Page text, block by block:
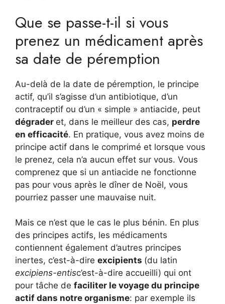
Que se passe-t-il si vous
prenez un médicament après
sa date de péremption
Au-delà de la date de péremption, le principe
actif, qu’il s’agisse d’un antibiotique, d’un
contraceptif ou d’un « simple » antiacide, peut
dégrader et, dans le meilleur des cas, perdre
en efficacité. En pratique, vous avez moins de
principe actif dans le comprimé et lorsque vous
le prenez, cela n’a aucun effet sur vous. Vous
comprenez que si un antiacide ne fonctionne
pas pour vous après le dîner de Noël, vous
pourriez passer une mauvaise nuit.
Mais ce n’est que le cas le plus bénin. En plus
des principes actifs, les médicaments
contiennent également d’autres principes
inertes, c’est-à-dire excipients (du latin
excipiens-entisc’est-à-dire accueilli) qui ont
pour tâche de faciliter le voyage du principe
actif dans notre organisme: par exemple ils